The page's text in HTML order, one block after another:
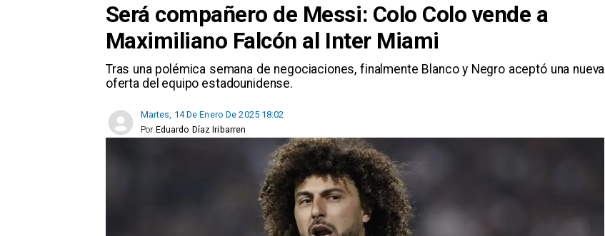
Será compañero de Messi: Colo Colo vende a
Maximiliano Falcón al Inter Miami
Tras una polémica semana de negociaciones, finalmente Blanco y Negro aceptó una nueva
oferta del equipo estadounidense.
Martes, 14 De Enero De 2025 18:02
Eduardo Díaz Iribarren
Por